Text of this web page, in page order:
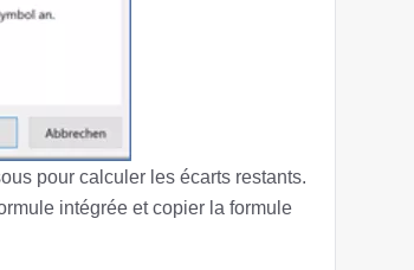
pour calculer les écarts restants.
intégrée et copier la formule